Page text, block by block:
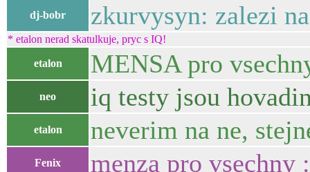
dj-bobr zkurvysyn: zalezi
* etalon nerad skatulkuje, pryc s IQ!
etalon MENSA pro
neo iq testy jsou
etalon neverim na ne,
Fenix menza pro vsechny